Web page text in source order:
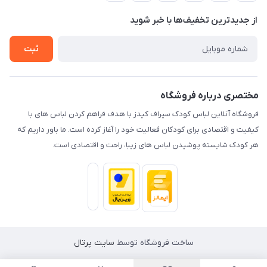
تماس با ما
حریم خصوصی
راهنما
از جدید‌ترین تخفیف‌ها با‌ خبر شوید
ثبت
مختصری درباره فروشگاه
فروشگاه آنلاین لباس کودک سیراف کیدز با هدف فراهم کردن لباس های با
کیفیت و اقتصادی برای کودکان فعالیت خود را آغاز کرده است. ما باور داریم که
هر کودک شایسته پوشیدن لباس های زیبا، راحت و اقتصادی است.
ساخت فروشگاه توسط سایت پرتال